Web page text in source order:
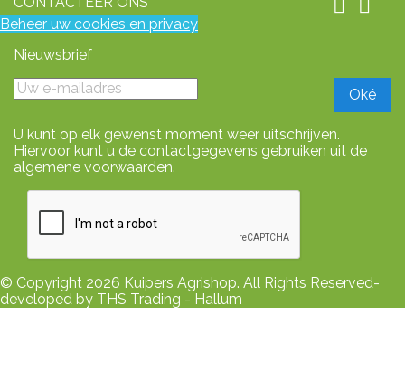
 
Beheer uw cookies en privacy
Nieuwsbrief
U kunt op elk gewenst moment weer uitschrijven.
Hiervoor kunt u de contactgegevens gebruiken uit de
algemene voorwaarden.
© Copyright 2026 Kuipers Agrishop. All Rights Reserved-
developed by THS Trading - Hallum